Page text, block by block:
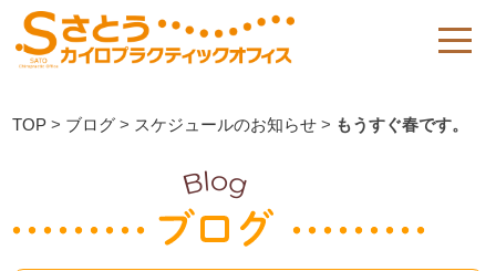
TOP > ブログ > スケジュールのお知らせ > もうすぐ春です。